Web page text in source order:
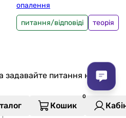
опалення
питання/відповіді
теорія
задавайте питання нашим
Кошик